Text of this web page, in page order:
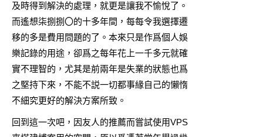
及時得到解決的處理，就更是讓我不愉悅了。
而遙想柒捌捌〇的十多年間，每每令我選擇遷
移的多是費用問題的了。本來只是作爲個人娛
樂記錄的用途，卻爲之每年花上一千多元就確
實不理智的，尤其是前兩年是失業的狀態也爲
之堅持下來，不能不説一切都事緣自己的懶惰
不細究更好的解決方案所致。
回到這一次吧，因友人的推薦而嘗試使用VPS